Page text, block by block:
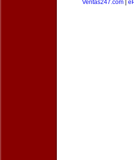
Ventas247.com